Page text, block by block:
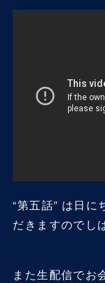
“第五話” は日に
だきますのでし
また生配信でお